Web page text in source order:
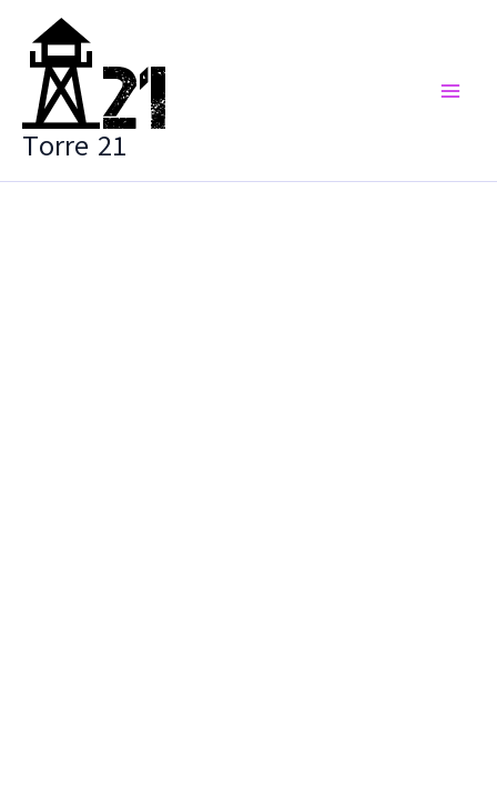
contenuto
Torre 21